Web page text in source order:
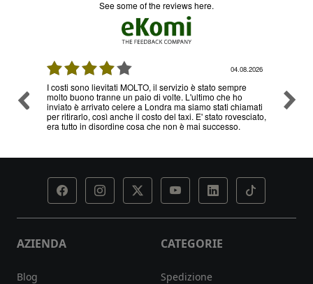
see some of the reviews here.
04.08.2026
I costi sono lievitati MOLTO, il servizio è stato sempre
molto buono tranne un paio di volte. L'ultimo che ho
inviato è arrivato celere a Londra ma siamo stati chiamati
per ritirarlo, così anche il costo del taxi. E' stato rovesciato,
era tutto in disordine cosa che non è mai successo.
AZIENDA
Blog
CATEGORIE
Spedizione